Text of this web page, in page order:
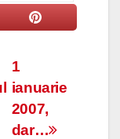
1
ianuarie
2007,
dar…